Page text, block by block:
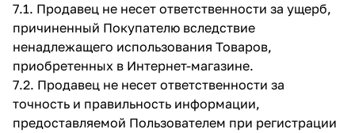
7.1. Продавец не несет ответственности за ущерб,
причиненный Покупателю вследствие
ненадлежащего использования Товаров,
приобретенных в Интернет-магазине.
7.2. Продавец не несет ответственности за
точность и правильность информации,
предоставляемой Пользователем при регистрации